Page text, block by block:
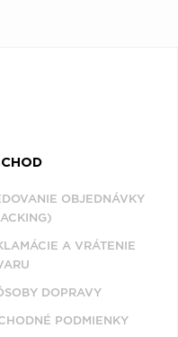
OBJEDNÁVKY
A VRÁTENIE
DOPRAVY
PODMIENKY